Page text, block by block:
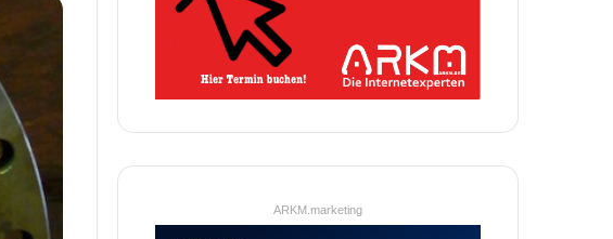
ARKM.marketing